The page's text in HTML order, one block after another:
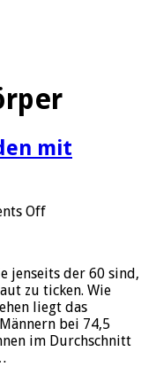
mit
Offon
–
alt
werden
mit
Vergnügen!
jenseits der 60 sind,
zu ticken. Wie
liegt das
bei 74,5
im Durchschnitt